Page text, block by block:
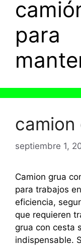
para
camion
septiembre 1,
Camion grua
para trabajos
eficiencia,
que requieren
grua con cesta
indispensable.